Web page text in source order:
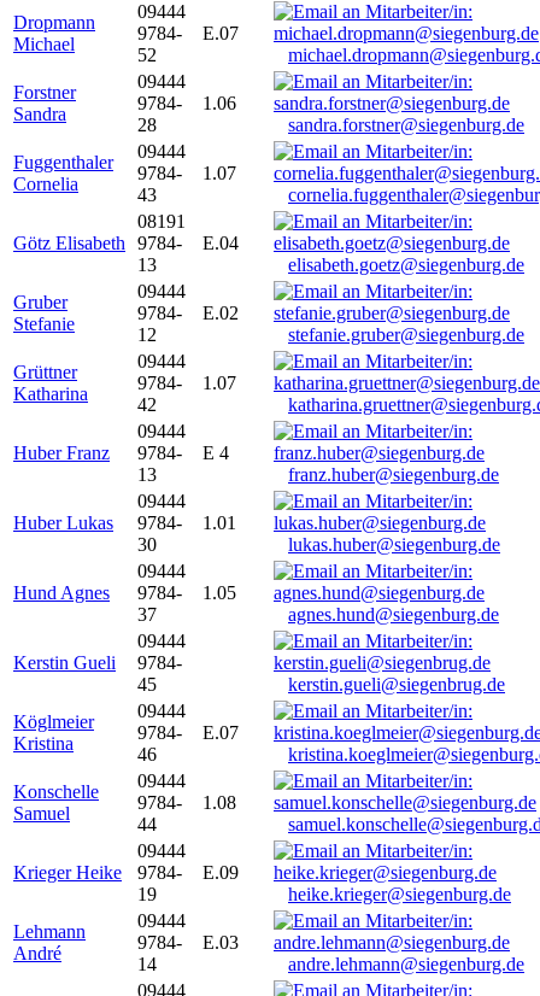
Dropmann
Michael
09444
9784-
52
E.07
Forstner
Sandra
09444
9784-
28
1.06
sandra.forstner@siegenburg.de
Fuggenthaler
Cornelia
09444
9784-
43
1.07
Götz Elisabeth
08191
9784-
13
E.04
elisabeth.goetz@siegenburg.de
Gruber
Stefanie
09444
9784-
12
E.02
stefanie.gruber@siegenburg.de
Grüttner
Katharina
09444
9784-
42
1.07
Huber Franz
09444
9784-
13
E 4
franz.huber@siegenburg.de
Huber Lukas
09444
9784-
30
1.01
lukas.huber@siegenburg.de
Hund Agnes
09444
9784-
37
1.05
agnes.hund@siegenburg.de
Kerstin Gueli
09444
9784-
45
kerstin.gueli@siegenbrug.de
Köglmeier
Kristina
09444
9784-
46
E.07
Konschelle
Samuel
09444
9784-
44
1.08
Krieger Heike
09444
9784-
19
E.09
heike.krieger@siegenburg.de
Lehmann
André
09444
9784-
14
E.03
andre.lehmann@siegenburg.de
09444